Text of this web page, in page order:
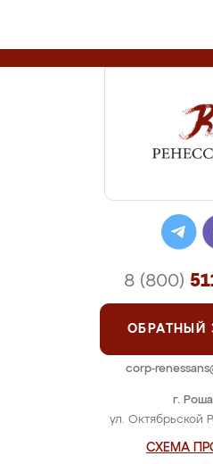
г.
ул. Октябрьской
СХЕМА
8 (800)
ОБРАТНЫЙ
corp-